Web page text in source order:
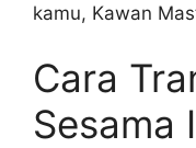
kamu, Kawan
Cara
Sesama